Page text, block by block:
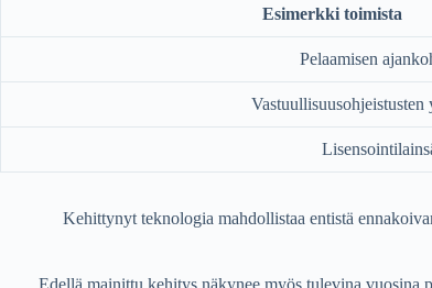
Esimerkki toimista
Pelaamisen
Kehittynyt teknologia mahdollistaa entistä